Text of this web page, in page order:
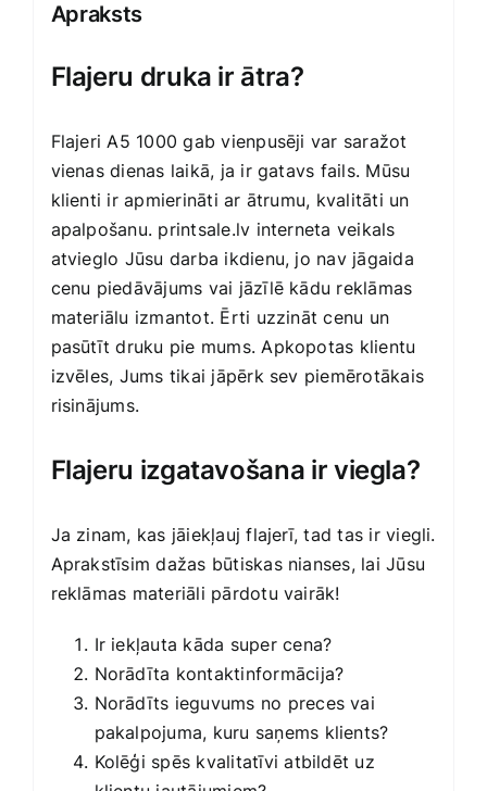
Apraksts
Flajeru druka ir ātra?
Flajeri A5 1000 gab vienpusēji var saražot
vienas dienas laikā, ja ir gatavs fails. Mūsu
klienti ir apmierināti ar ātrumu, kvalitāti un
apalpošanu. printsale.lv interneta veikals
atvieglo Jūsu darba ikdienu, jo nav jāgaida
cenu piedāvājums vai jāzīlē kādu reklāmas
materiālu izmantot. Ērti uzzināt cenu un
pasūtīt druku pie mums. Apkopotas klientu
izvēles, Jums tikai jāpērk sev piemērotākais
risinājums.
Flajeru izgatavošana ir viegla?
Ja zinam, kas jāiekļauj flajerī, tad tas ir viegli.
Aprakstīsim dažas būtiskas nianses, lai Jūsu
reklāmas materiāli pārdotu vairāk!
Ir iekļauta kāda super cena?
Norādīta kontaktinformācija?
Norādīts ieguvums no preces vai
pakalpojuma, kuru saņems klients?
Kolēģi spēs kvalitatīvi atbildēt uz